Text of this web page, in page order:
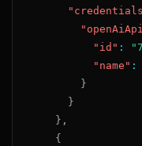
"id" :
"name" :
}
}
} ,
{